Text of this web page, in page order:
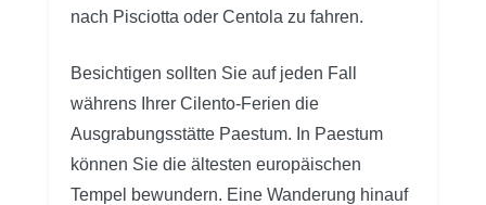
nach Pisciotta oder Centola zu fahren.
Besichtigen sollten Sie auf jeden Fall
währens Ihrer Cilento-Ferien die
Ausgrabungsstätte Paestum. In Paestum
können Sie die ältesten europäischen
Tempel bewundern. Eine Wanderung hinauf